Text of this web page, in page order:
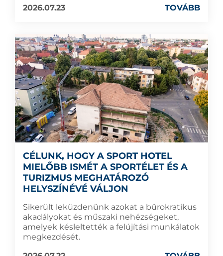
2026.07.23
TOVÁBB
CÉLUNK, HOGY A SPORT HOTEL
MIELŐBB ISMÉT A SPORTÉLET ÉS A
TURIZMUS MEGHATÁROZÓ
HELYSZÍNÉVÉ VÁLJON
Sikerült leküzdenünk azokat a bürokratikus
akadályokat és műszaki nehézségeket,
amelyek késleltették a felújítási munkálatok
megkezdését.